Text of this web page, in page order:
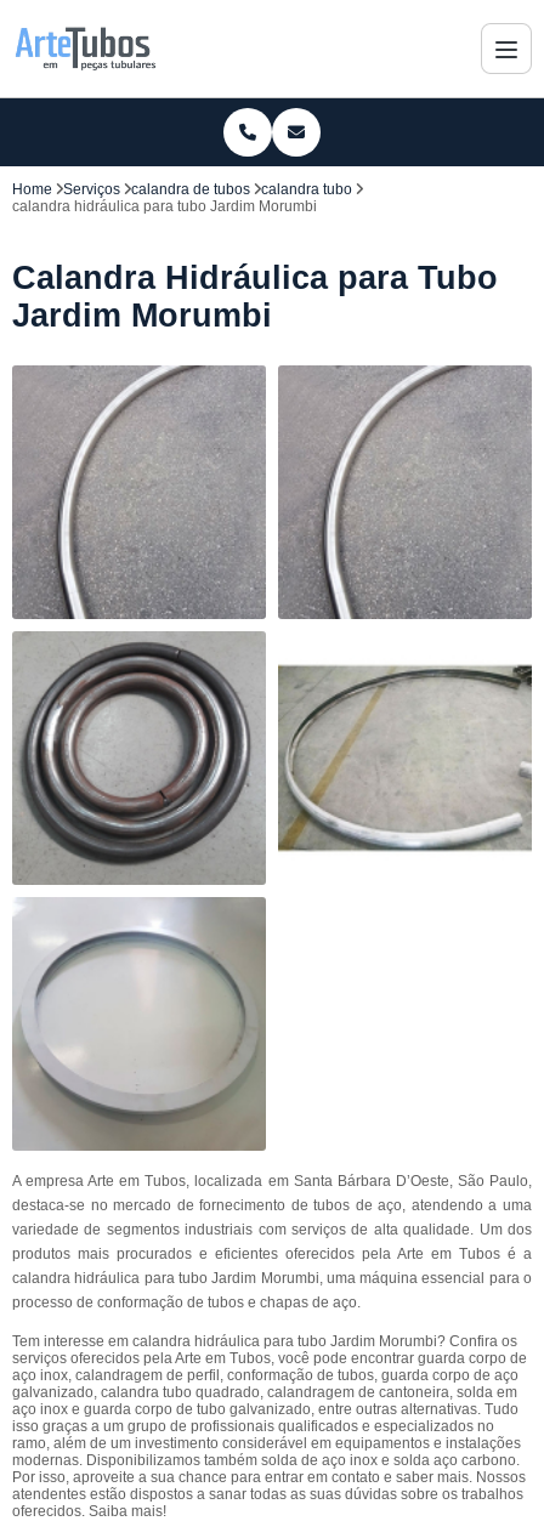
Home Serviços calandra de tubos
calandra tubo
calandra hidráulica para tubo Jardim Morumbi
Calandra Hidráulica para Tubo
Jardim Morumbi
A empresa Arte em Tubos, localizada em Santa Bárbara D’Oeste, São Paulo,
destaca-se no mercado de fornecimento de tubos de aço, atendendo a uma
variedade de segmentos industriais com serviços de alta qualidade. Um dos
produtos mais procurados e eficientes oferecidos pela Arte em Tubos é a
calandra hidráulica para tubo Jardim Morumbi, uma máquina essencial para o
processo de conformação de tubos e chapas de aço.
Tem interesse em calandra hidráulica para tubo Jardim Morumbi? Confira os
serviços oferecidos pela Arte em Tubos, você pode encontrar guarda corpo de
aço inox, calandragem de perfil, conformação de tubos, guarda corpo de aço
galvanizado, calandra tubo quadrado, calandragem de cantoneira, solda em
aço inox e guarda corpo de tubo galvanizado, entre outras alternativas. Tudo
isso graças a um grupo de profissionais qualificados e especializados no
ramo, além de um investimento considerável em equipamentos e instalações
modernas. Disponibilizamos também solda de aço inox e solda aço carbono.
Por isso, aproveite a sua chance para entrar em contato e saber mais. Nossos
atendentes estão dispostos a sanar todas as suas dúvidas sobre os trabalhos
oferecidos. Saiba mais!